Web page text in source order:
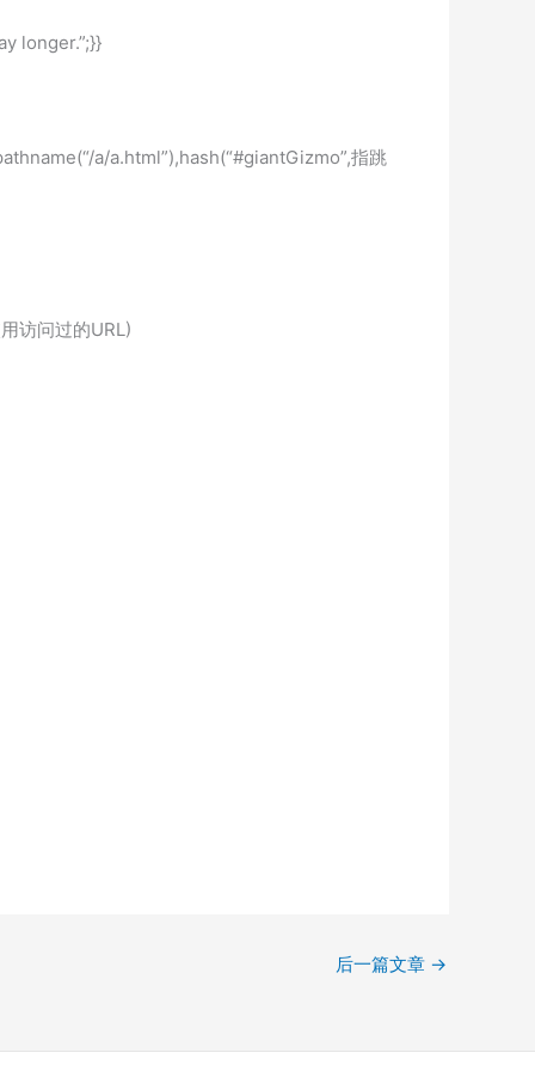
longer.”;}}
a/a.html”),hash(“#giantGizmo”,指跳
访问过的URL)
后一篇文章 →